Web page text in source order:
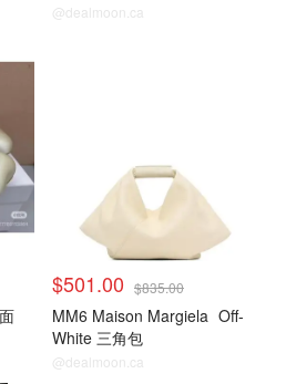
@dealmoon.ca
$501.00 $835.00
MM6 Maison Margiela Off-
White 三角包
@dealmoon.ca